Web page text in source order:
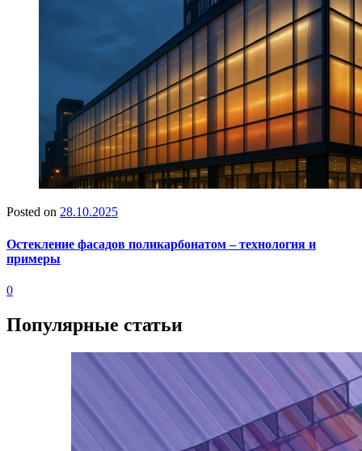
Posted on 28.10.2025
Остекление фасадов поликарбонатом – технология и
примеры
0
Популярные статьи